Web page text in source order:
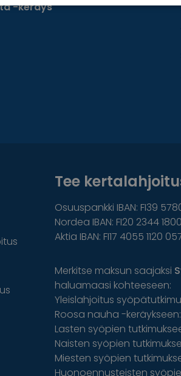
-keräys
Tee
Osuuspankki IBAN: FI39
Nordea IBAN: FI20 2344
Aktia IBAN: FI17 4055 1120
Merkitse maksun saajaksi
haluamaasi kohteeseen:
Yleislahjoitus
Roosa nauha -keräykseen:
Lasten syöpien
Naisten syöpien
Miesten syöpien
Huonoennusteisten